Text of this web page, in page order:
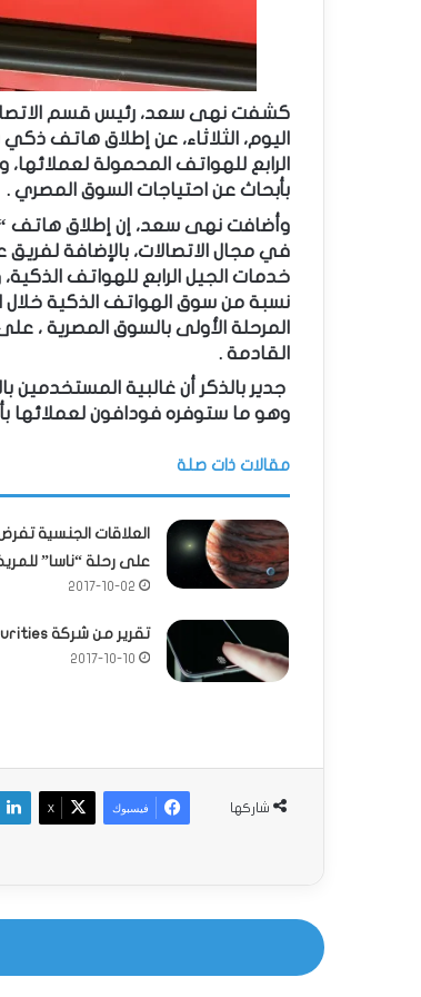
كشفت نهى سعد، رئيس قسم
اليوم، الثلاثاء، عن إطلاق هاتف
بأبحاث عن احتياجات السوق المصري .
في مجال الاتصالات، بالإضافة
خدمات الجيل الرابع للهواتف
المرحلة الأولى بالسوق المصرية ،
القادمة .
جدير بالذكر أن غالبية المستخدمين
وهو ما ستوفره فودافون لعملائها
مقالات ذات صلة
العلاقات الجنسية تفرض
على رحلة “ناسا”
2017-10-02
تقرير من شركة KGI Securities
2017-10-10
شاركها فيسبوك ‫X